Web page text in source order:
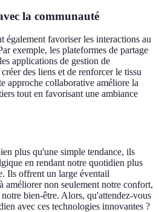
la communauté
également favoriser les interactions au
exemple, les plateformes de partage
applications de gestion de
des liens et de renforcer le tissu
approche collaborative améliore la
tout en favorisant une ambiance
plus qu'une simple tendance, ils
en rendant notre quotidien plus
Ils offrent un large éventail
améliorer non seulement notre confort,
bien-être. Alors, qu'attendez-vous
avec ces technologies innovantes ?